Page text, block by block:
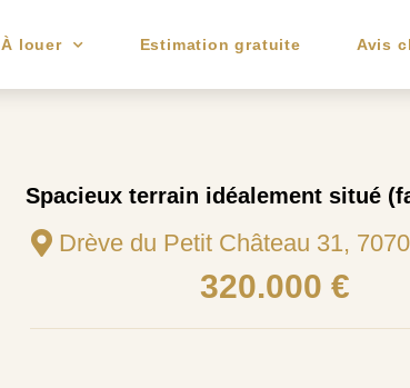
À louer Estimation gratuite Avis
Spacieux terrain idéalement situé
Drève du Petit Château 31,
320.000 €